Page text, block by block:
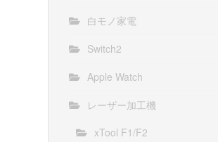
白モノ家電
Switch2
Apple Watch
レーザー加工機
xTool F1/F2